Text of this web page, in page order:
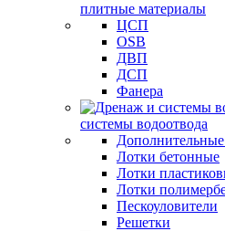
плитные материалы
ЦСП
OSB
ДВП
ДСП
Фанера
системы водоотвода
Лотки бетонные
Лотки
Лотки
Пескоуловители
Решетки